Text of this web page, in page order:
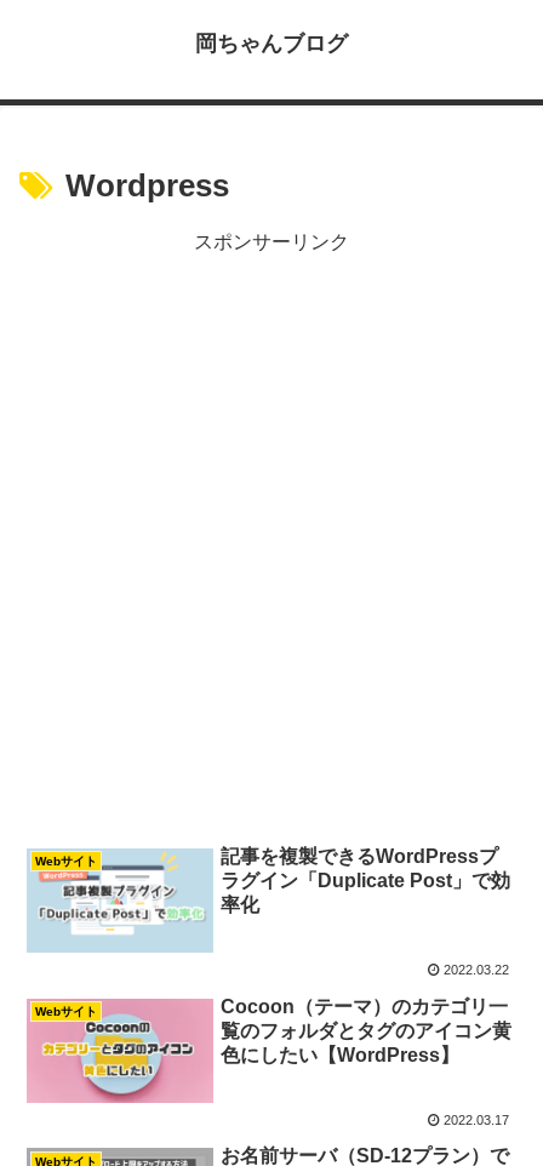
岡ちゃんブログ
Wordpress
スポンサーリンク
Webサイト
記事を複製できるWordPressプ
ラグイン「Duplicate Post」で効
率化
2022.03.22
Webサイト
Cocoon（テーマ）のカテゴリ一
覧のフォルダとタグのアイコン黄
色にしたい【WordPress】
2022.03.17
Webサイト
お名前サーバ（SD-12プラン）で